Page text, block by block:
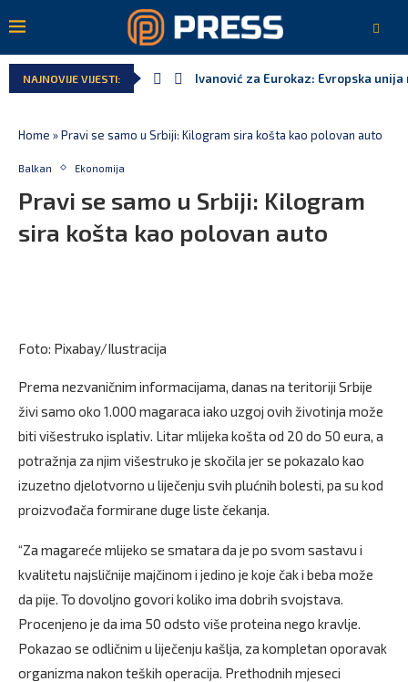
NAJNOVIJE VIJESTI:
Ivanović za Eurokaz: Evropska
Home »Pravi se samo u Srbiji: Kilogram sira košta kao polovan auto
Balkan Ekonomija
Pravi se samo u Srbiji: Kilogram
sira košta kao polovan auto
Foto: Pixabay/Ilustracija
​Prema nezvaničnim informacijama, danas na teritoriji Srbije
živi samo oko 1.000 magaraca iako uzgoj ovih životinja može
biti višestruko isplativ. Litar mlijeka košta od 20 do 50 eura, a
potražnja za njim višestruko je skočila jer se pokazalo kao
izuzetno djelotvorno u liječenju svih plućnih bolesti, pa su kod
proizvođača formirane duge liste čekanja.
“Za magareće mlijeko se smatara da je po svom sastavu i
kvalitetu najsličnije majčinom i jedino je koje čak i beba može
da pije. To dovoljno govori koliko ima dobrih svojstava.
Procenjeno je da ima 50 odsto više proteina nego kravlje.
Pokazao se odličnim u liječenju kašlja, za kompletan oporavak
organizma nakon teških operacija. Prethodnih mjeseci